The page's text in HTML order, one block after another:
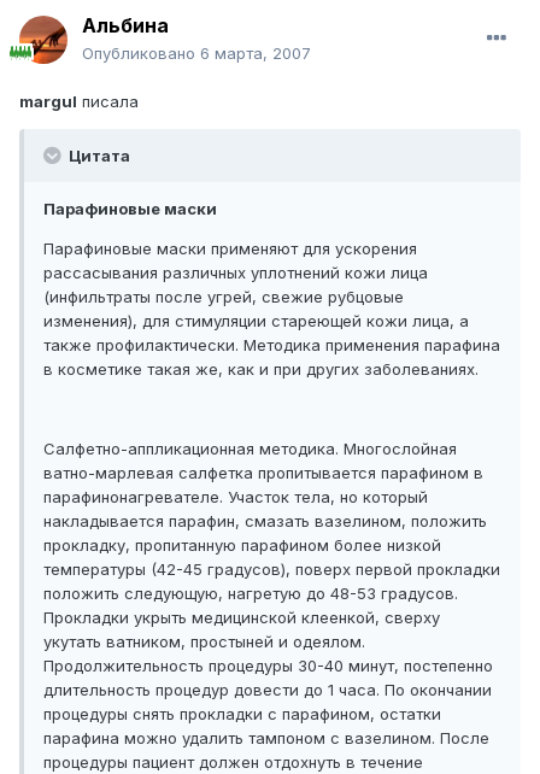
Альбина
Опубликовано 6 марта, 2007
margul писала
Цитата
Парафиновые маски
Парафиновые маски применяют для ускорения
рассасывания различных уплотнений кожи лица
(инфильтраты после угрей, свежие рубцовые
изменения), для стимуляции стареющей кожи лица, а
также профилактически. Методика применения парафина
в косметике такая же, как и при других заболеваниях.
Салфетно-аппликационная методика. Многослойная
ватно-марлевая салфетка пропитывается парафином в
парафинонагревателе. Участок тела, но который
накладывается парафин, смазать вазелином, положить
прокладку, пропитанную парафином более низкой
температуры (42-45 градусов), поверх первой прокладки
положить следующую, нагретую до 48-53 градусов.
Прокладки укрыть медицинской клеенкой, сверху
укутать ватником, простыней и одеялом.
Продолжительность процедуры 30-40 минут, постепенно
длительность процедур довести до 1 часа. По окончании
процедуры снять прокладки с парафином, остатки
парафина можно удалить тампоном с вазелином. После
процедуры пациент должен отдохнуть в течение